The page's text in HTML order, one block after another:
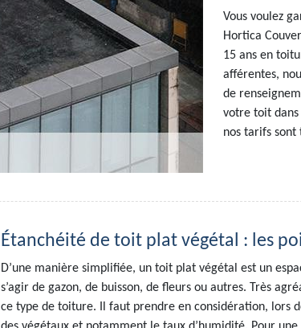
Vous voulez
Hortica
15 ans en
afférentes,
de
votre toit
nos tarifs sont
Étanchéité de toit plat végétal : les
D’une manière simplifiée, un toit plat végétal est un
s’agir de gazon, de buisson, de fleurs ou autres. Très
ce type de toiture. Il faut prendre en considération, lors